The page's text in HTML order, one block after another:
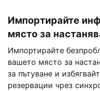
Импортирайте
място за
Импортирайте
вашето място за
за пътуване и
резервации чрез